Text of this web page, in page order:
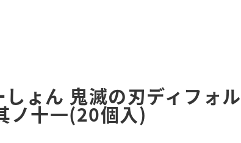
ょん 鬼滅の刃ディフォ
ノ十一(20個入)